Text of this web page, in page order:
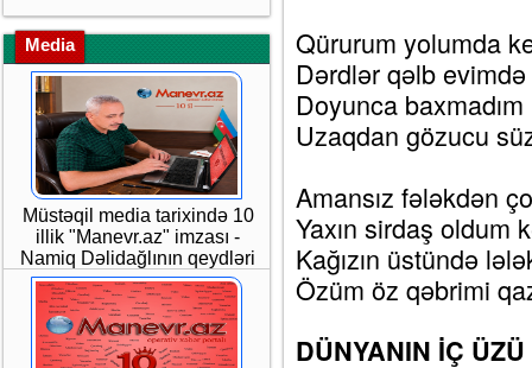
Media
Müstəqil media tarixində 10
illik "Manevr.az" imzası -
Namiq Dəlidağlının qeydləri
Qürurum yolumda
Dərdlər qəlb evimdə
Doyunca
Uzaqdan gözucu
Amansız fələkdən
Yaxın sirdaş oldum
Kağızın üstündə
Özüm öz qəbrimi
DÜNYANIN İÇ ÜZÜ